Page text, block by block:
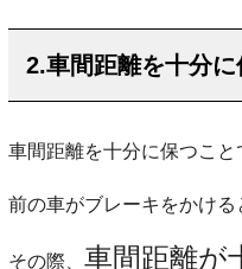
2.車間距離を十分に
車間距離を十分に保つこと
前の車がブレーキをかける
その際、 車間距離が